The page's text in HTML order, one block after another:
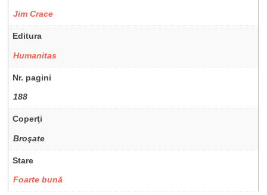
Jim Crace
Editura
Humanitas
Nr. pagini
188
Coperţi
Broşate
Stare
Foarte bună